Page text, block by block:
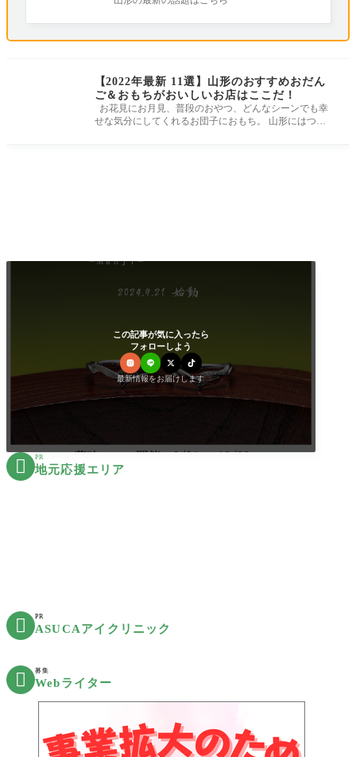
【2022年最新 11選】山形のおすすめおだん
ご＆おもちがおいしいお店はここだ！
お花見にお月見、普段のおやつ、どんなシーンでも幸
せな気分にしてくれるお団子におもち。 山形にはつい
この記事が気に入ったら
フォローしよう
最新情報をお届けします
 PR
地元応援エリア
 PR
ASUCAアイクリニック
 募集
Webライター